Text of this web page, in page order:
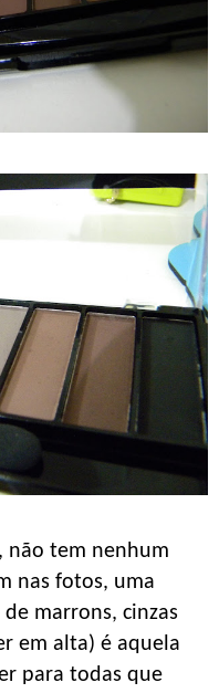
não tem nenhum
nas fotos, uma
marrons, cinzas
em alta) é aquela
para todas que